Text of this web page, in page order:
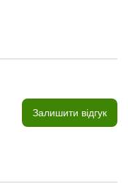
Залишити відгук